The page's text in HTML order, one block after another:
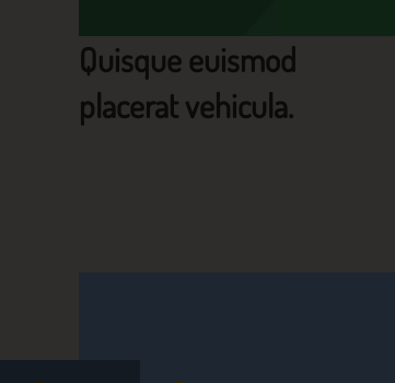
Quisque euismod
placerat vehicula.